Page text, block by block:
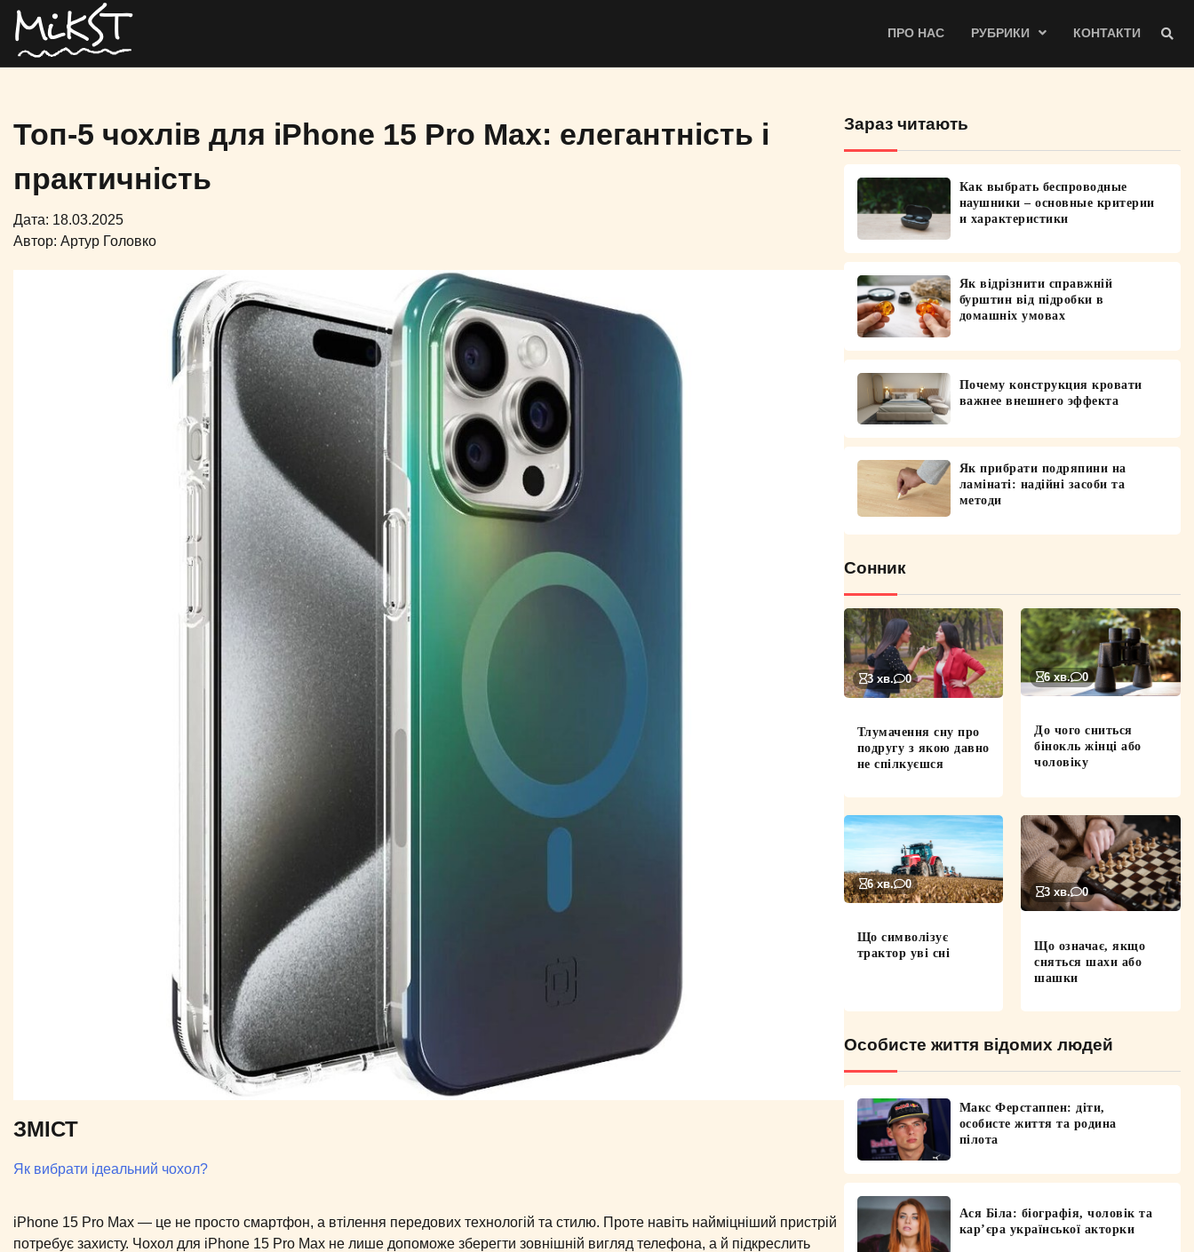
ПРО НАС РУБРИКИ КОНТАКТИ
Топ-5 чохлів для iPhone 15 Pro Max: елегантність і
практичність
Дата: 18.03.2025
Автор: Артур Головко
ЗМІСТ
Як вибрати ідеальний чохол?
iPhone 15 Pro Max — це не просто смартфон, а втілення передових технологій та стилю. Проте навіть найміцніший пристрій
потребує захисту. Чохол для iPhone 15 Pro Max не лише допоможе зберегти зовнішній вигляд телефона, а й підкреслить
Зараз читають
Как выбрать беспроводные
наушники – основные критерии
и характеристики
Як відрізнити справжній
бурштин від підробки в
домашніх умовах
Почему конструкция кровати
важнее внешнего эффекта
Як прибрати подряпини на
ламінаті: надійні засоби та
методи
Сонник
3 хв. 0
Тлумачення сну про
подругу з якою давно
не спілкуєшся
6 хв. 0
До чого сниться
бінокль жінці або
чоловіку
6 хв. 0
Що символізує
трактор уві сні
3 хв. 0
Що означає, якщо
сняться шахи або
шашки
Особисте життя відомих людей
Макс Ферстаппен: діти,
особисте життя та родина
пілота
Ася Біла: біографія, чоловік та
кар’єра української акторки